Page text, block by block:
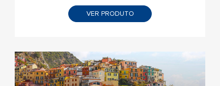
VER PRODUTO